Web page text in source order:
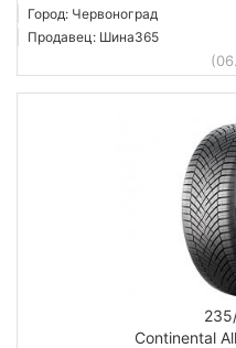
Город: Червоноград
Продавец: Шина365
Continental
Barum